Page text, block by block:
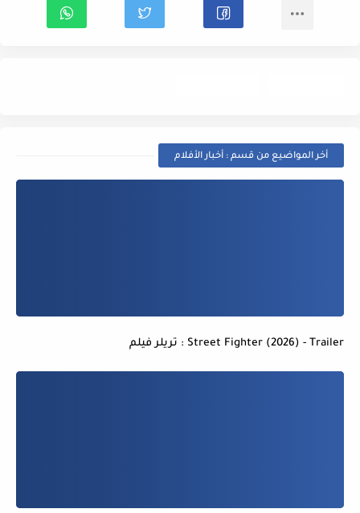
أخر المواضيع من قسم : أخبار الأفلام
Street Fighter (2026) - Trailer : تريلر فيلم